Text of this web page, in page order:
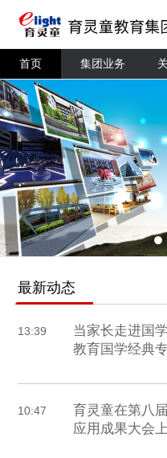
首页 集团业务
最新动态
13:39
当家长走进国
教育国学经典
10:47
育灵童在第八
应用成果大会